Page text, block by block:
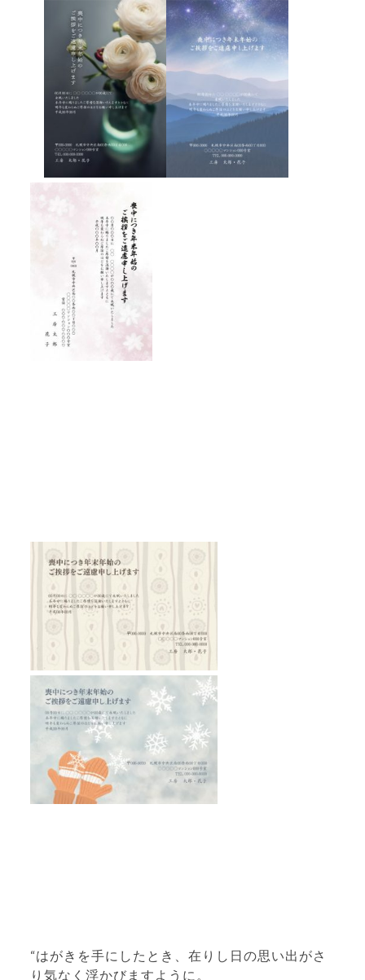
“はがきを手にしたとき、在りし日の思い出がさ
り気なく浮かびますように。